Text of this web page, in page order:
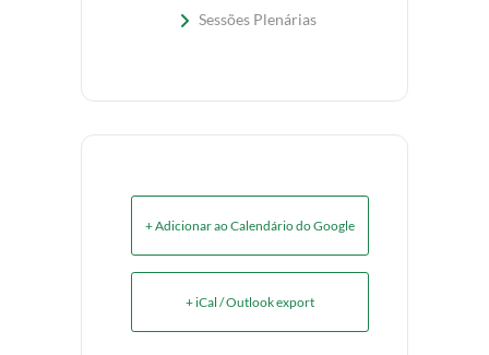
Sessões Plenárias
+ Adicionar ao Calendário do Google
+ iCal / Outlook export